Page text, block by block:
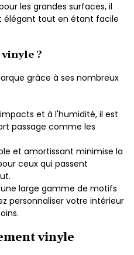
les grandes surfaces, il
élégant tout en étant facile
?
grâce à ses nombreux
et à l'humidité, il est
passage comme les
et amortissant minimise la
ceux qui passent
large gamme de motifs
personnaliser votre intérieur
vinyle